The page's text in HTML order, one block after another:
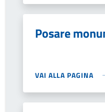
Posare
VAI ALLA PAGINA